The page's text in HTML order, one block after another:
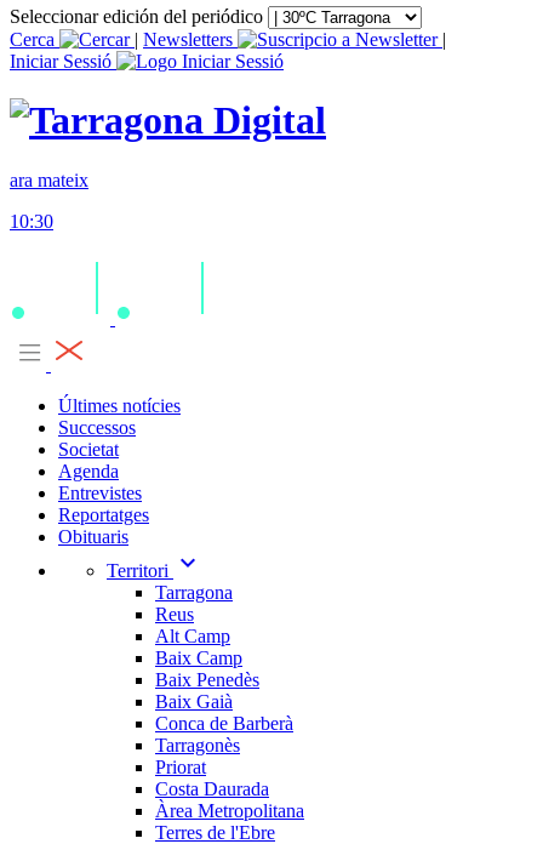
Seleccionar edición del periódico
Cerca
| Newsletters
|
Iniciar Sessió
ara mateix
10:30
Últimes notícies
Successos
Societat
Agenda
Entrevistes
Reportatges
Obituaris
Territori
expand_more
Tarragona
Reus
Alt Camp
Baix Camp
Baix Penedès
Baix Gaià
Conca de Barberà
Tarragonès
Priorat
Costa Daurada
Àrea Metropolitana
Terres de l'Ebre